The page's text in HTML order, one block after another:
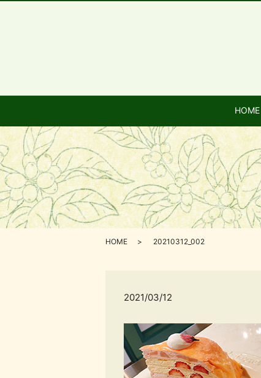
HOME
HOME 20210312_002
2021/03/12